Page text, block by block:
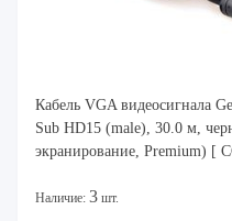
Кабель VGA видеосигнала
Sub HD15 (male), 30.0 м,
экранирование, Premium) [
Наличие: 3 шт.